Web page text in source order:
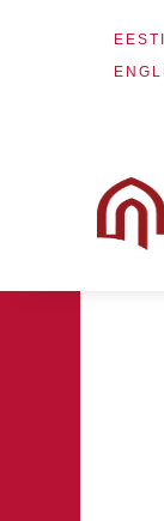
EESTI